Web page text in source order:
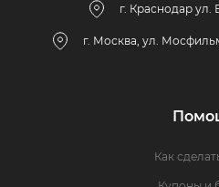
г. Краснодар ул.
г. Москва, ул.
Как